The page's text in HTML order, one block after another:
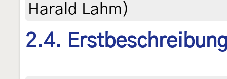
Harald Lahm)
2.4.